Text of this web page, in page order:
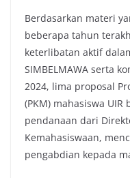
Berdasarkan materi
beberapa tahun
keterlibatan aktif
SIMBELMAWA serta
2024, lima proposal
(PKM) mahasiswa
pendanaan dari
Kemahasiswaan,
pengabdian kepada